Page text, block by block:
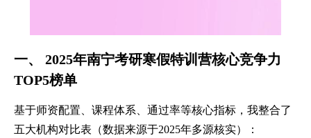
一、 2025年南宁考研寒假特训营核心竞争力
TOP5榜单
基于师资配置、课程体系、通过率等核心指标，我整合了
五大机构对比表（数据来源于2025年多源核实）：